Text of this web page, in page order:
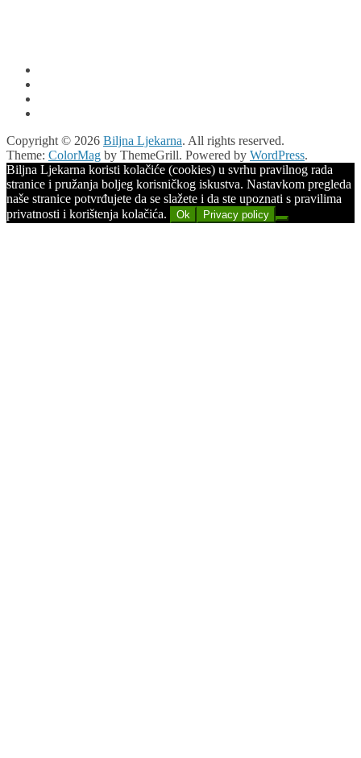
Copyright © 2026 Biljna Ljekarna. All rights reserved.
Theme: ColorMag by ThemeGrill. Powered by WordPress.
Biljna Ljekarna koristi kolačiće (cookies) u svrhu pravilnog rada
stranice i pružanja boljeg korisničkog iskustva. Nastavkom pregleda
naše stranice potvrđujete da se slažete i da ste upoznati s pravilima
privatnosti i korištenja kolačića.
Ok Privacy policy